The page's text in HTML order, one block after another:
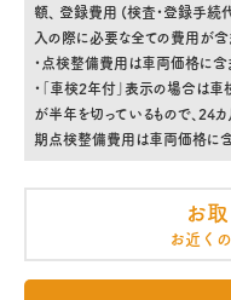
額、 登録費用 (検査・登録手
入の際に必要な全ての費用が含
・点検整備費用は車両価格に含
・「車検2年付」表示の場合は
が半年を切っているもので、24
期点検整備費用は車両価格に含
お
お近く